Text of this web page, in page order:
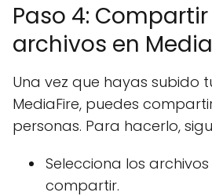
Paso 4:
archivos en
Una vez que hayas subido
MediaFire, puedes
personas. Para hacerlo,
Selecciona los
compartir.